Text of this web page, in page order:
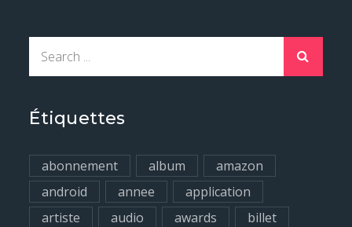
r
h
f
o
Étiquettes
abonnement album
amazon
android
annee
application
artiste
audio awards
billet